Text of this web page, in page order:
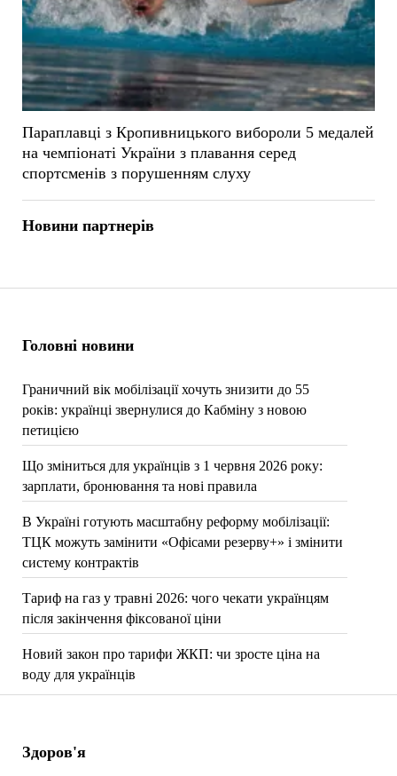
Головні новини
Граничний вік мобілізації хочуть знизити до 55
років: українці звернулися до Кабміну з новою
петицією
Що зміниться для українців з 1 червня 2026 року:
зарплати, бронювання та нові правила
В Україні готують масштабну реформу мобілізації:
ТЦК можуть замінити «Офісами резерву+» і змінити
систему контрактів
Тариф на газ у травні 2026: чого чекати українцям
після закінчення фіксованої ціни
Новий закон про тарифи ЖКП: чи зросте ціна на
воду для українців
Параплавці з Кропивницького вибороли 5 медалей
на чемпіонаті України з плавання серед
спортсменів з порушенням слуху
Новини партнерів
Здоров'я